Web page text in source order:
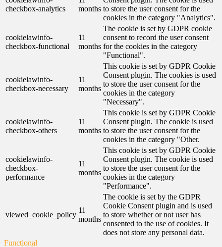
checkbox-analytics
months to store the user consent for the
cookies in the category "Analytics".
cookielawinfo-
checkbox-functional
11
months
The cookie is set by GDPR cookie
consent to record the user consent
for the cookies in the category
"Functional".
cookielawinfo-
checkbox-necessary
11
months
This cookie is set by GDPR Cookie
Consent plugin. The cookies is used
to store the user consent for the
cookies in the category
"Necessary".
cookielawinfo-
checkbox-others
11
months
This cookie is set by GDPR Cookie
Consent plugin. The cookie is used
to store the user consent for the
cookies in the category "Other.
cookielawinfo-
checkbox-
performance
11
months
This cookie is set by GDPR Cookie
Consent plugin. The cookie is used
to store the user consent for the
cookies in the category
"Performance".
viewed_cookie_policy
11
months
The cookie is set by the GDPR
Cookie Consent plugin and is used
to store whether or not user has
consented to the use of cookies. It
does not store any personal data.
Functional